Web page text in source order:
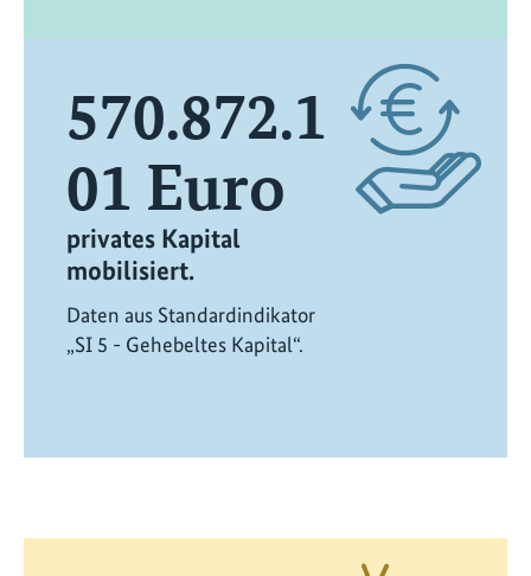
570.872.1
01 Euro
privates Kapital
mobilisiert.
Daten aus Standardindikator
„SI 5 - Gehebeltes Kapital“.